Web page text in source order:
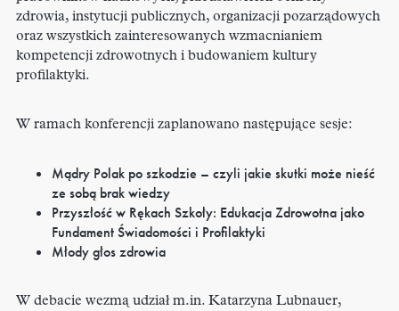
zdrowia, instytucji publicznych, organizacji pozarządowych
oraz wszystkich zainteresowanych wzmacnianiem
kompetencji zdrowotnych i budowaniem kultury
profilaktyki.
W ramach konferencji zaplanowano następujące sesje:
Mądry Polak po szkodzie – czyli jakie skutki może nieść
ze sobą brak wiedzy
Przyszłość w Rękach Szkoły: Edukacja Zdrowotna jako
Fundament Świadomości i Profilaktyki
Młody głos zdrowia
W debacie wezmą udział m.in. Katarzyna Lubnauer,